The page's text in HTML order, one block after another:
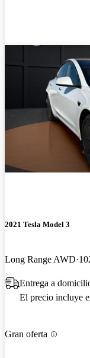
2021 Tesla Model 3
Long Range AWD
Entrega a
El precio incluye
Gran oferta